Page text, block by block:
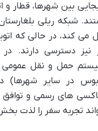
بین شهرها، قطار
شبکه ریلی
کند، در حالی که
نیز دسترسی دارند.
حمل و نقل عمومی
در سایر
های رسمی و توافق
تجربه سفر را لذت